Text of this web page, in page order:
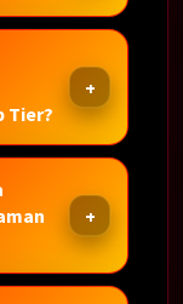
Tier?